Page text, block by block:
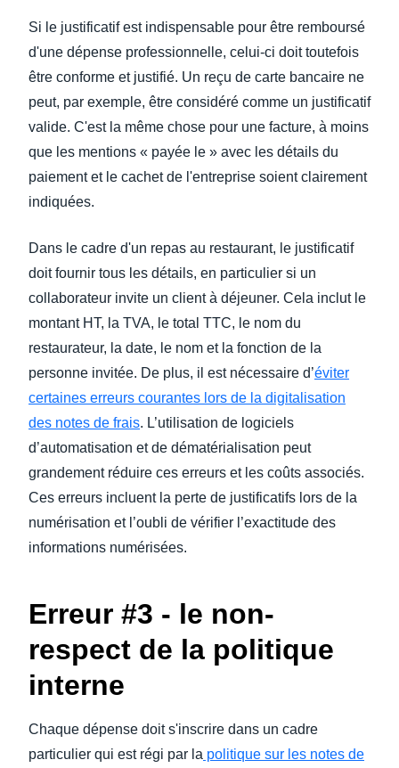
Si le justificatif est indispensable pour être remboursé
d'une dépense professionnelle, celui-ci doit toutefois
être conforme et justifié. Un reçu de carte bancaire ne
peut, par exemple, être considéré comme un justificatif
valide. C'est la même chose pour une facture, à moins
que les mentions « payée le » avec les détails du
paiement et le cachet de l'entreprise soient clairement
indiquées.
Dans le cadre d'un repas au restaurant, le justificatif
doit fournir tous les détails, en particulier si un
collaborateur invite un client à déjeuner. Cela inclut le
montant HT, la TVA, le total TTC, le nom du
restaurateur, la date, le nom et la fonction de la
personne invitée. De plus, il est nécessaire d’éviter
certaines erreurs courantes lors de la digitalisation
des notes de frais. L’utilisation de logiciels
d’automatisation et de dématérialisation peut
grandement réduire ces erreurs et les coûts associés.
Ces erreurs incluent la perte de justificatifs lors de la
numérisation et l’oubli de vérifier l’exactitude des
informations numérisées.
Erreur #3 - le non-
respect de la politique
interne
Chaque dépense doit s'inscrire dans un cadre
particulier qui est régi par la politique sur les notes de